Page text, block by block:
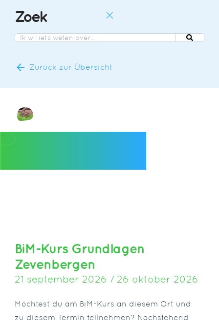
Zoek
Zurück zur Übersicht
BiM-Kurs Grundlagen
Zevenbergen
21 september 2026 / 26 oktober 2026
Möchtest du am BiM-Kurs an diesem Ort und
zu diesem Termin teilnehmen? Nachstehend